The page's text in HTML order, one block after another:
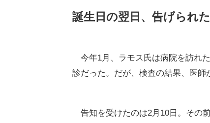
誕生日の翌日、告げられ
今年1月、ラモス氏は病院を訪れ
診だった。だが、検査の結果、医師
告知を受けたのは2月10日。その